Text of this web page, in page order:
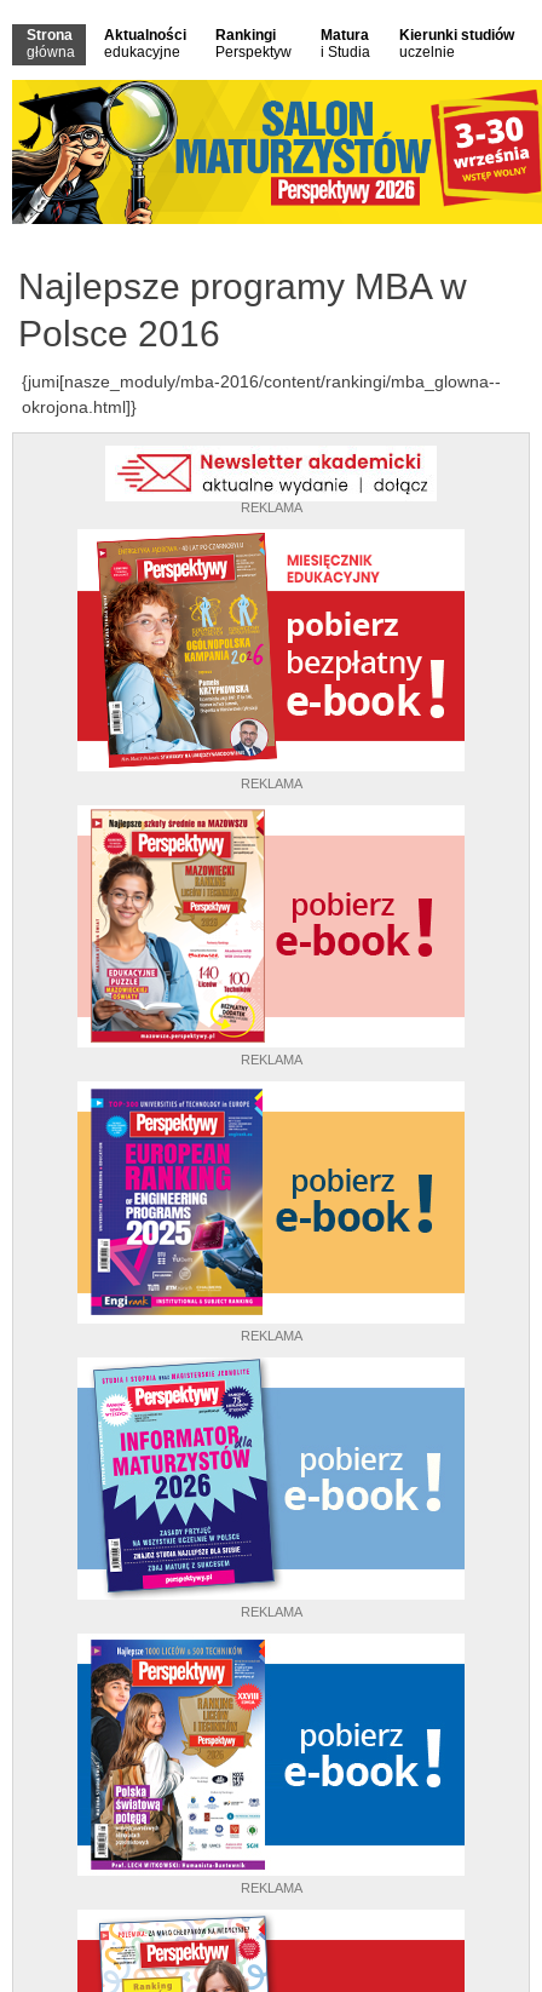
Strona
główna
Aktualności
edukacyjne
Rankingi
Perspektyw
Matura
i Studia
Kierunki studiów
uczelnie
REKLAMA
REKLAMA
REKLAMA
REKLAMA
REKLAMA
REKLAMA
Najlepsze programy MBA w
Polsce 2016
{jumi[nasze_moduly/mba-2016/content/rankingi/mba_glowna--
okrojona.html]}